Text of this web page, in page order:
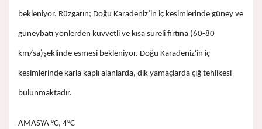
bekleniyor. Rüzgarın; Doğu Karadeniz’in iç kesimlerinde güney ve
güneybatı yönlerden kuvvetli ve kısa süreli fırtına (60-80
km/sa)şeklinde esmesi bekleniyor. Doğu Karadeniz'in iç
kesimlerinde karla kaplı alanlarda, dik yamaçlarda çığ tehlikesi
bulunmaktadır.
AMASYA °C, 4°C